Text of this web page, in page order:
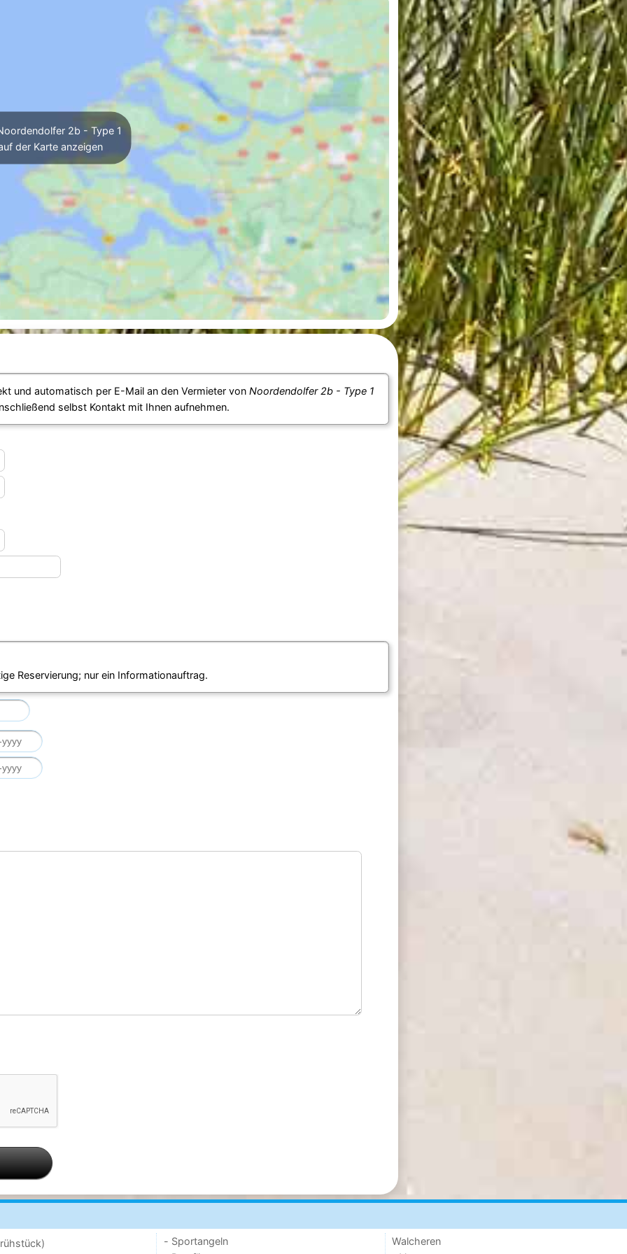
2b - Type 1
der Karte anzeigen
und automatisch per E-Mail an den Vermieter von Noordendolfer 2b - Type 1
selbst Kontakt mit Ihnen aufnehmen.
Reservierung; nur ein Informationauftrag.
- Sportangeln
Walcheren